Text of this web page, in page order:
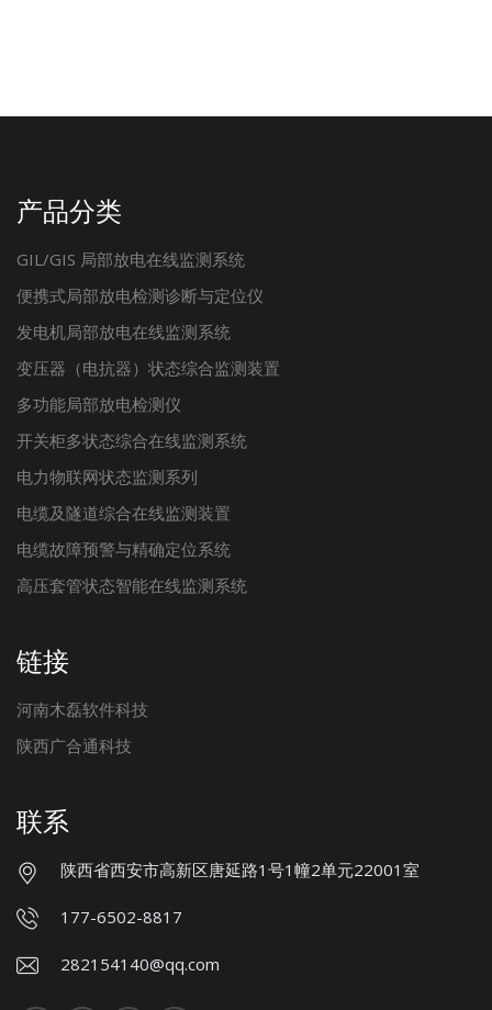
产品分类
GIL/GIS 局部放电在线监测系统
便携式局部放电检测诊断与定位仪
发电机局部放电在线监测系统
变压器（电抗器）状态综合监测装置
多功能局部放电检测仪
开关柜多状态综合在线监测系统
电力物联网状态监测系列
电缆及隧道综合在线监测装置
电缆故障预警与精确定位系统
高压套管状态智能在线监测系统
链接
河南木磊软件科技
陕西广合通科技
联系
陕西省西安市高新区唐延路1号1幢2单元22001室
177-6502-8817
282154140@qq.com